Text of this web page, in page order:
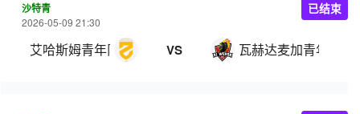
沙特青
2026-05-09 21:30
艾哈斯姆青年队 VS 瓦赫达麦加青年队
已结束